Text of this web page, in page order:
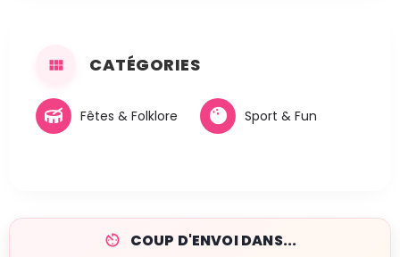
CATÉGORIES
Fêtes & Folklore Sport & Fun
COUP D'ENVOI DANS...